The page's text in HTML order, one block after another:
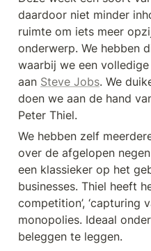
daardoor niet minder
ruimte om iets meer
onderwerp. We hebben
waarbij we een
aan Steve Jobs. We
doen we aan de hand
Peter Thiel.
We hebben zelf
over de afgelopen
een klassieker op het
businesses. Thiel heeft
competition’, ‘capturing
monopolies. Ideaal
beleggen te leggen.